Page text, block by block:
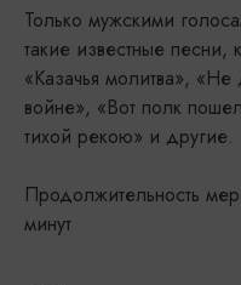
Только мужскими
такие известные
«Казачья молитва»,
войне», «Вот полк
тихой рекою» и другие.
Продолжительность
минут